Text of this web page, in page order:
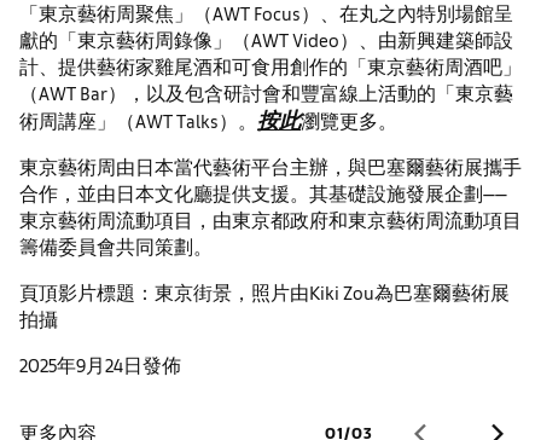
「東京藝術周聚焦」（AWT Focus）、在丸之內特別場館呈
獻的「東京藝術周錄像」（AWT Video）、由新興建築師設
計、提供藝術家雞尾酒和可食用創作的「東京藝術周酒吧」
（AWT Bar），以及包含研討會和豐富線上活動的「東京藝
術周講座」（AWT Talks）。 按此瀏覽更多。
東京藝術周由日本當代藝術平台主辦，與巴塞爾藝術展攜手
合作，並由日本文化廳提供支援。其基礎設施發展企劃——
東京藝術周流動項目，由東京都政府和東京藝術周流動項目
籌備委員會共同策劃。
頁頂影片標題：東京街景，照片由Kiki Zou為巴塞爾藝術展
拍攝
2025年9月24日發佈
更多內容 01/03